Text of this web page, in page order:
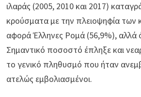
ιλαράς (2005, 2010 και 2017)
κρούσματα με την πλειοψηφία
αφορά Έλληνες Ρομά (56,9%), αλλά
Σημαντικό ποσοστό έπληξε και
το γενικό πληθυσμό που ήταν
ατελώς εμβολιασμένοι.